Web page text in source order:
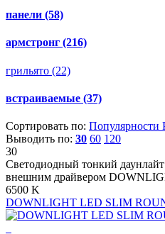
панели (58)
армстронг (216)
грильято (22)
встраиваемые (37)
Сортировать по: Популярности
Выводить по: 30 60 120
30
Светодиодный тонкий
внешним драйвером
6500 K
DOWNLIGHT LED SLIM